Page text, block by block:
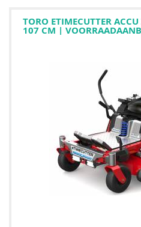
TORO ETIMECUTTER
107 CM |